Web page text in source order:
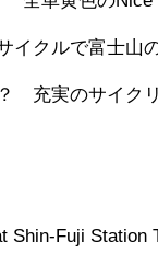
イクルで富士山
充実のサイク
Shin-Fuji Station